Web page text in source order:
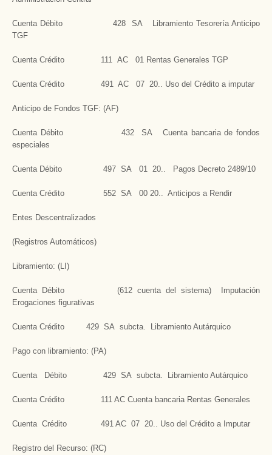
Cuenta Débito 428 SA Libramiento Tesorería Anticipo
TGF
Cuenta Crédito 111 AC 01 Rentas Generales TGP
Cuenta Crédito 491 AC 07 20.. Uso del Crédito a imputar
Anticipo de Fondos TGF: (AF)
Cuenta Débito 432 SA Cuenta bancaria de fondos
especiales
Cuenta Débito 497 SA 01 20.. Pagos Decreto 2489/10
Cuenta Crédito 552 SA 00 20.. Anticipos a Rendir
Entes Descentralizados
(Registros Automáticos)
Libramiento: (LI)
Cuenta Débito (612 cuenta del sistema) Imputación
Erogaciones figurativas
Cuenta Crédito 429 SA subcta. Libramiento Autárquico
Pago con libramiento: (PA)
Cuenta Débito 429 SA subcta. Libramiento Autárquico
Cuenta Crédito 111 AC Cuenta bancaria Rentas Generales
Cuenta Crédito 491 AC 07 20.. Uso del Crédito a Imputar
Registro del Recurso: (RC)